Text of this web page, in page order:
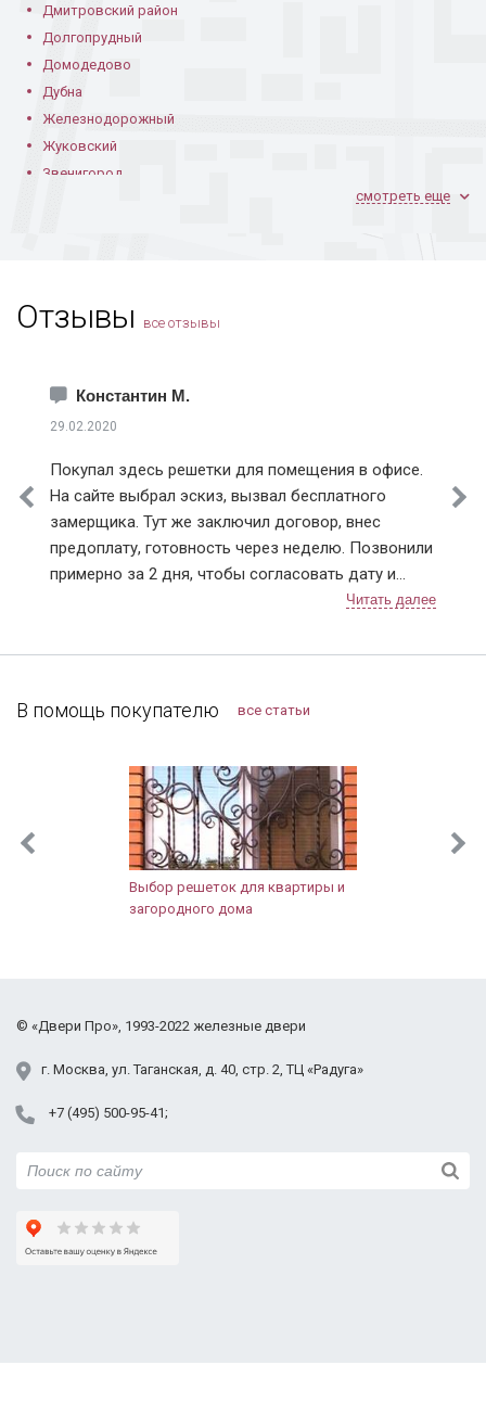
К11Н
К136С К136СС К136Н
Дмитровский район
Долгопрудный
Домодедово
Дубна
Железнодорожный
Жуковский
Звенигород
Котельники
Лобня
Истринский район
Клинский район
Красногорский район
Ленинский район
Люберецкий район
Ногинский район
Подольский район
Пушкинский район
Раменский район
Рузский район
Сергиево-Посадский район
Солнечногорский район
Юбилейный
смотреть еще
Отзывы все отзывы
Константин М.
29.02.2020
Покупал здесь решетки для помещения в офисе.
На сайте выбрал эскиз, вызвал бесплатного
замерщика. Тут же заключил договор, внес
предоплату, готовность через неделю. Позвонили
примерно за 2 дня, чтобы согласовать дату и
время монтажа. В назначенный день приехали два
осмотреть. По эскизу все сошлось, сварных швов
подтеков. По всем выполненным работам
рекомендовать.
В помощь покупателю все статьи
Выбор решеток для квартиры и
загородного дома
г. Москва, ул. Таганская, д. 40, стр. 2, ТЦ «Радуга»
+7 (495) 500-95-41
© «Двери Про», 1993-2022 железные двери